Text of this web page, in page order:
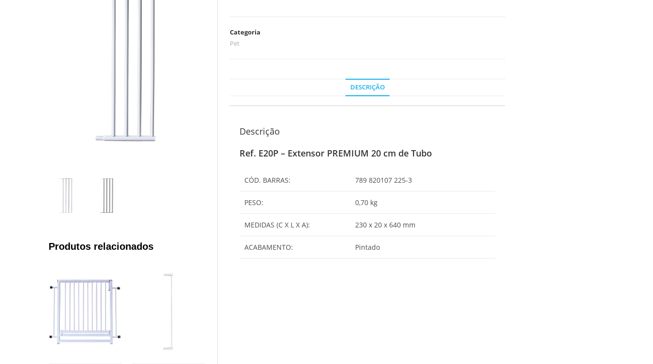
Produtos relacionados
Categoria
Pet
DESCRIÇÃO
Descrição
Ref. E20P – Extensor PREMIUM 20 cm de Tubo
CÓD. BARRAS: 789 820107 225-3
PESO: 0,70 kg
MEDIDAS (C X L X A): 230 x 20 x 640 mm
ACABAMENTO: Pintado